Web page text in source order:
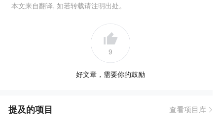
本文来自翻译, 如若转载请注明出处。
9
好文章，需要你的鼓励
提及的项目 查看项目库